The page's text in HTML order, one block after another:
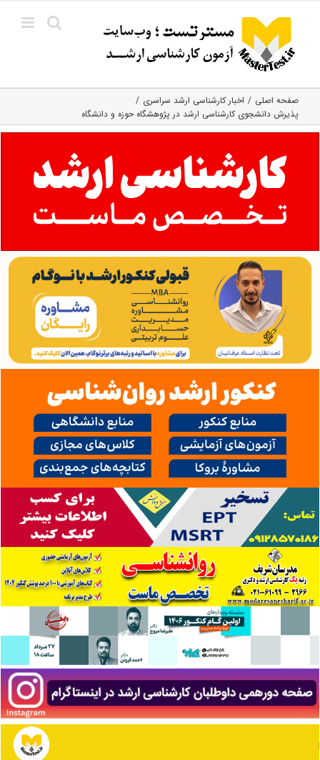
content
صفحه اصلی
اخبار کارشناسی ارشد سراسری
پذیرش دانشجوی کارشناسی ارشد در پژوهشگاه حوزه و دانشگاه